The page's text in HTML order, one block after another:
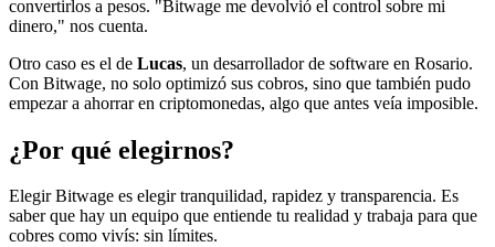
convertirlos a pesos. "Bitwage me devolvió el control sobre mi
dinero," nos cuenta.
Otro caso es el de Lucas, un desarrollador de software en Rosario.
Con Bitwage, no solo optimizó sus cobros, sino que también pudo
empezar a ahorrar en criptomonedas, algo que antes veía imposible.
¿Por qué elegirnos?
Elegir Bitwage es elegir tranquilidad, rapidez y transparencia. Es
saber que hay un equipo que entiende tu realidad y trabaja para que
cobres como vivís: sin límites.